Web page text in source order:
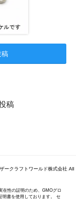
稿
稿
ークラフトワールド株式会社 All
在性の証明のため、GMOグロ
明書を使用しております。 セ